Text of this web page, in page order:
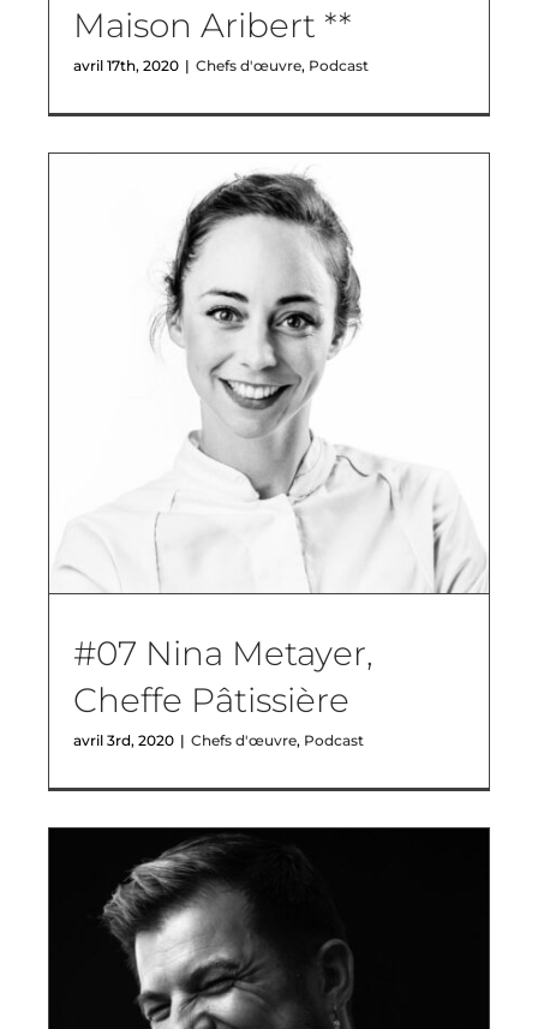
Maison Aribert **
avril 17th, 2020 | Chefs d'œuvre, Podcast
#07 Nina Metayer,
Cheffe Pâtissière
avril 3rd, 2020 | Chefs d'œuvre, Podcast